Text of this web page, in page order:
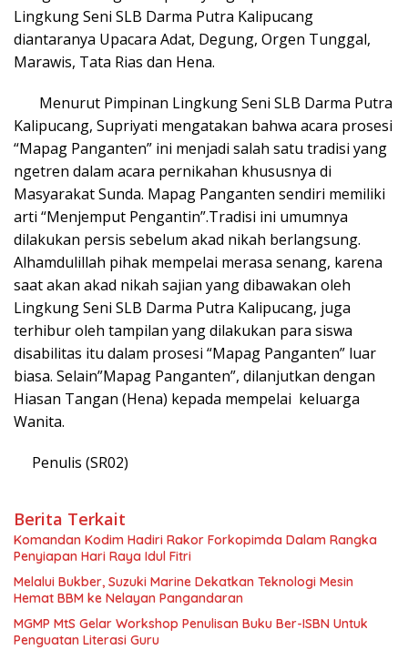
Lingkung Seni SLB Darma Putra Kalipucang
diantaranya Upacara Adat, Degung, Orgen Tunggal,
Marawis, Tata Rias dan Hena.
Menurut Pimpinan Lingkung Seni SLB Darma Putra
Kalipucang, Supriyati mengatakan bahwa acara prosesi
“Mapag Panganten” ini menjadi salah satu tradisi yang
ngetren dalam acara pernikahan khususnya di
Masyarakat Sunda. Mapag Panganten sendiri memiliki
arti “Menjemput Pengantin”.Tradisi ini umumnya
dilakukan persis sebelum akad nikah berlangsung.
Alhamdulillah pihak mempelai merasa senang, karena
saat akan akad nikah sajian yang dibawakan oleh
Lingkung Seni SLB Darma Putra Kalipucang, juga
terhibur oleh tampilan yang dilakukan para siswa
disabilitas itu dalam prosesi “Mapag Panganten” luar
biasa. Selain”Mapag Panganten”, dilanjutkan dengan
Hiasan Tangan (Hena) kepada mempelai keluarga
Wanita.
Penulis (SR02)
Berita Terkait
Komandan Kodim Hadiri Rakor Forkopimda Dalam Rangka
Penyiapan Hari Raya Idul Fitri
Melalui Bukber, Suzuki Marine Dekatkan Teknologi Mesin
Hemat BBM ke Nelayan Pangandaran
MGMP MtS Gelar Workshop Penulisan Buku Ber-ISBN Untuk
Penguatan Literasi Guru